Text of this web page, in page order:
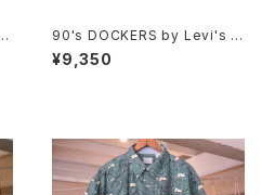
90's DOCKERS by Levi's m
ulti-stripe chambray Shirt
¥9,350